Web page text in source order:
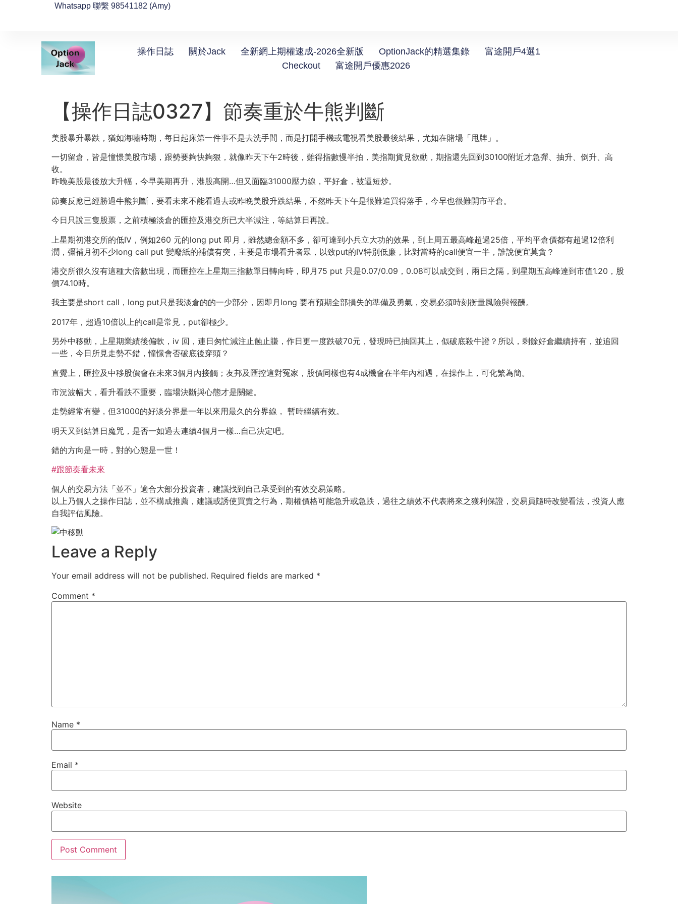
Whatsapp 聯繫 98541182 (Amy)
操作日誌 關於Jack 全新網上期權速成-2026全新版 OptionJack的精選集錄
富途開戶4選1
Checkout
富途開戶優惠2026
【操作日誌0327】節奏重於牛熊判斷
美股暴升暴跌，猶如海嘯時期，每日起床第一件事不是去洗手間，而是打開手機或電視看美股最後結果，尤如在賭場「甩牌」。
一切留倉，皆是憧憬美股市場，跟勢要夠快夠狠，就像昨天下午2時後，難得指數慢半拍，美指期貨見欲動，期指還先回到30100附近才急彈、抽升、倒升、高
收。
昨晚美股最後放大升幅，今早美期再升，港股高開…但又面臨31000壓力線，平好倉，被逼短炒。
節奏反應已經勝過牛熊判斷，要看未來不能看過去或昨晚美股升跌結果，不然昨天下午是很難追買得落手，今早也很難開市平倉。
今日只說三隻股票，之前積極淡倉的匯控及港交所已大半減注，等結算日再說。
上星期初港交所的低IV，例如260 元的long put 即月，雖然總金額不多，卻可達到小兵立大功的效果，到上周五最高峰超過25倍，平均平倉價都有超過12倍利
潤，彌補月初不少long call put 變廢紙的補償有突，主要是市場看升者眾，以致put的IV特別低廉，比對當時的call便宜一半，誰說便宜莫貪？
港交所很久沒有這種大倍數出現，而匯控在上星期三指數單日轉向時，即月75 put 只是0.07/0.09，0.08可以成交到，兩日之隔，到星期五高峰達到市值1.20，股
價74.10時。
我主要是short call，long put只是我淡倉的的一少部分，因即月long 要有預期全部損失的準備及勇氣，交易必須時刻衡量風險與報酬。
2017年，超過10倍以上的call是常見，put卻極少。
另外中移動，上星期業績後偏軟，iv 回，連日匆忙減注止蝕止賺，作日更一度跌破70元，發現時已抽回其上，似破底殺牛證？所以，剩餘好倉繼續持有，並追回
一些，今日所見走勢不錯，憧憬會否破底後穿頭？
直覺上，匯控及中移股價會在未來3個月內接觸；友邦及匯控這對冤家，股價同樣也有4成機會在半年內相遇，在操作上，可化繁為簡。
市況波幅大，看升看跌不重要，臨場決斷與心態才是關鍵。
走勢經常有變，但31000的好淡分界是一年以來用最久的分界線， 暫時繼續有效。
明天又到結算日魔咒，是否一如過去連續4個月一樣…自己決定吧。
錯的方向是一時，對的心態是一世！
#跟節奏看未來
個人的交易方法「並不」適合大部分投資者，建議找到自己承受到的有效交易策略。
以上乃個人之操作日誌，並不構成推薦，建議或誘使買賣之行為，期權價格可能急升或急跌，過往之績效不代表將來之獲利保證，交易員隨時改變看法，投資人應
自我評估風險。
Leave a Reply
Your email address will not be published. Required fields are marked *
Comment *
Name *
Email *
Website